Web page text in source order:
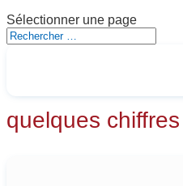
Sélectionner une page
quelques chiffres